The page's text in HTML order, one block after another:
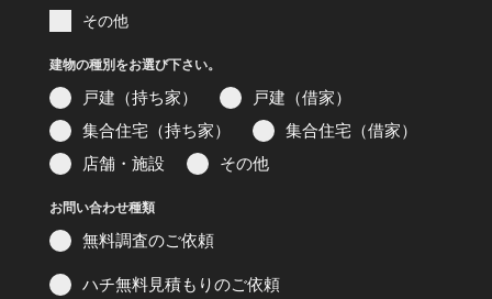
その他
建物の種別をお選び下さい。
戸建（持ち家）
戸建（借家）
集合住宅（持ち家）
集合住宅（借家）
店舗・施設
その他
お問い合わせ種類
無料調査のご依頼
ハチ無料見積もりのご依頼